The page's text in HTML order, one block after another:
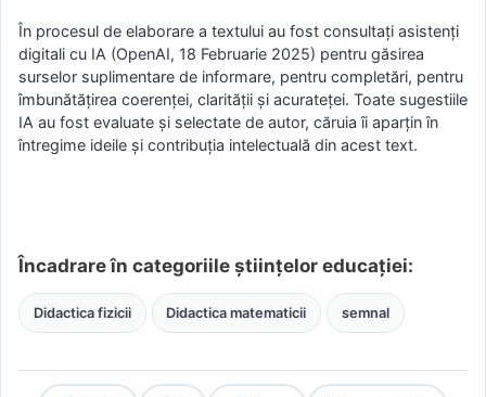
În procesul de elaborare a textului au fost consultați asistenți
digitali cu IA (OpenAI, 18 Februarie 2025) pentru găsirea
surselor suplimentare de informare, pentru completări, pentru
îmbunătățirea coerenței, clarității și acurateței. Toate sugestiile
IA au fost evaluate și selectate de autor, căruia îi aparțin în
întregime ideile și contribuția intelectuală din acest text.
Încadrare în categoriile științelor educației:
Didactica fizicii Didactica matematicii semnal